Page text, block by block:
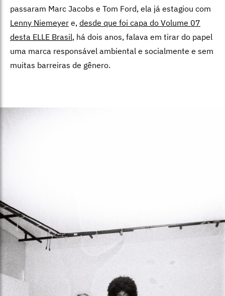
passaram Marc Jacobs e Tom Ford, ela já estagiou com
Lenny Niemeyer e, desde que foi capa do Volume 07
desta ELLE Brasil, há dois anos, falava em tirar do papel
uma marca responsável ambiental e socialmente e sem
muitas barreiras de gênero.